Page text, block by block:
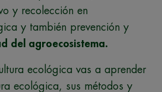
y recolección en
y también prevención y
del agroecosistema.
ecológica vas a aprender
ecológica, sus métodos y